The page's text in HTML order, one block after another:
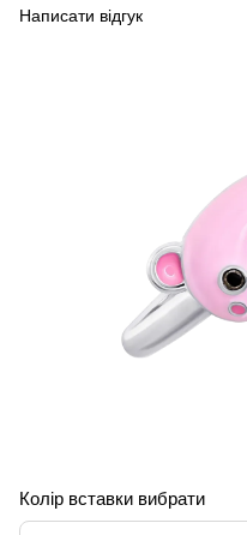
Написати відгук
Колір вставки вибрати